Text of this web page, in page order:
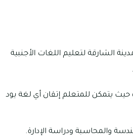
الشارقة لتعليم اللغات الأجنبية
حيث يتمكن للمتعلم إتقان أي لغة يود
والمحاسبة ودراسة الإدارة.